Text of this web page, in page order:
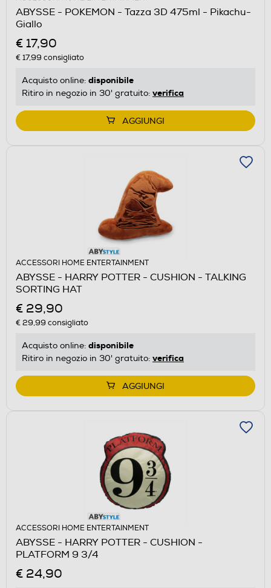
ABYSSE - POKEMON - Tazza 3D 475ml - Pikachu-
Giallo
€ 17,90
€ 17,99 consigliato
Acquisto online: disponibile
Ritiro in negozio in 30' gratuito: verifica
AGGIUNGI
ACCESSORI HOME ENTERTAINMENT
ABYSSE - HARRY POTTER - CUSHION - TALKING
SORTING HAT
€ 29,90
€ 29,99 consigliato
Acquisto online: disponibile
Ritiro in negozio in 30' gratuito: verifica
AGGIUNGI
ACCESSORI HOME ENTERTAINMENT
ABYSSE - HARRY POTTER - CUSHION -
PLATFORM 9 3/4
€ 24,90